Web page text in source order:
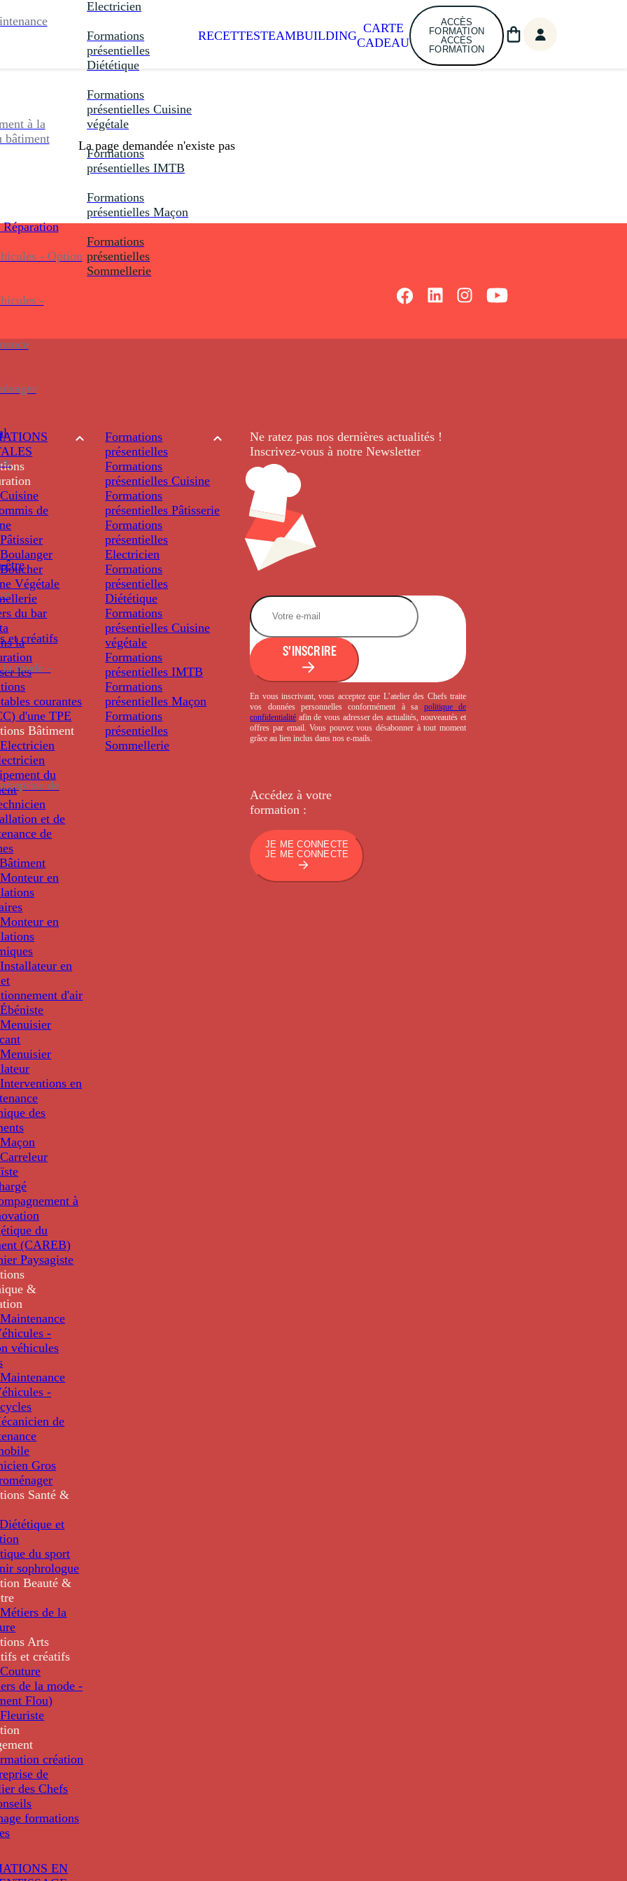
à la
bâtiment
- Option
-
être
et créatifs
mode -
de
Electricien
Formations
présentielles
Diététique
Formations
présentielles Cuisine
végétale
Formations
présentielles IMTB
Formations
présentielles Maçon
Formations
présentielles
Sommellerie
RECETTESTEAMBUILDING
CARTE
CADEAU
ACCÈS
FORMATION
ACCÈS
FORMATION
La page demandée n'existe pas
de
Végétale
du bar
la
les
courantes
d'une TPE
Bâtiment
du
et de
de
en
en
en
d'air
en
des
à
du
(CAREB)
Paysagiste
&
-
véhicules
-
de
Gros
Santé &
et
du sport
sophrologue
Beauté &
de la
Arts
et créatifs
de la mode -
Flou)
création
de
des Chefs
formations
EN
Formations
présentielles
Formations
présentielles Cuisine
Formations
présentielles Pâtisserie
Formations
présentielles
Electricien
Formations
présentielles
Diététique
Formations
présentielles Cuisine
végétale
Formations
présentielles IMTB
Formations
présentielles Maçon
Formations
présentielles
Sommellerie
Ne ratez pas nos dernièresactualités !
Inscrivez-vous à notre Newsletter.
S'INSCRIRE
En vous inscrivant, vous acceptez que L’atelier des Chefs traite
vos données personnelles conformément à sa politique de
confidentialité afin de vous adresser des actualités, nouveautés et
offres par email. Vous pouvez vous désabonner à tout moment
grâce au lien inclus dans nos e-mails.
Accédez à votre
formation :
JE ME CONNECTE
JE ME CONNECTE